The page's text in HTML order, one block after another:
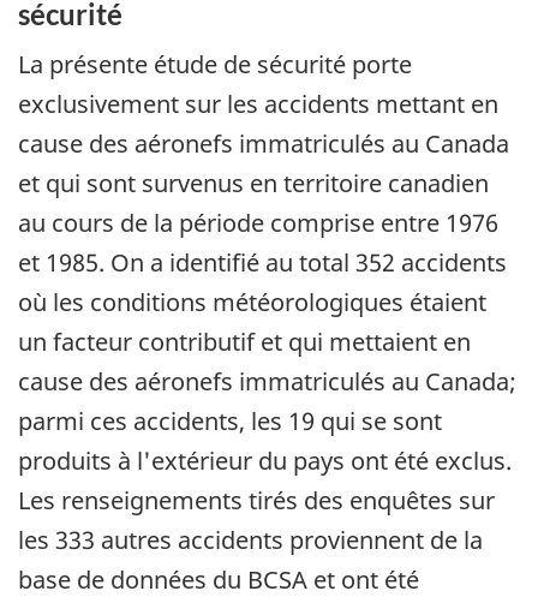
sécurité
La présente étude de sécurité porte
exclusivement sur les accidents mettant en
cause des aéronefs immatriculés au Canada
et qui sont survenus en territoire canadien
au cours de la période comprise entre 1976
et 1985. On a identifié au total 352 accidents
où les conditions météorologiques étaient
un facteur contributif et qui mettaient en
cause des aéronefs immatriculés au Canada;
parmi ces accidents, les 19 qui se sont
produits à l'extérieur du pays ont été exclus.
Les renseignements tirés des enquêtes sur
les 333 autres accidents proviennent de la
base de données du BCSA et ont été